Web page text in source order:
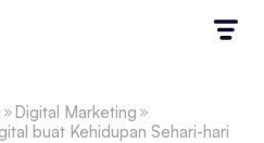
Digital Marketing
buat Kehidupan Sehari-hari